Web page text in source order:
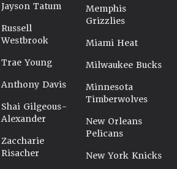
Jayson Tatum
Russell
Westbrook
Trae Young
Anthony Davis
Shai Gilgeous-
Alexander
Zaccharie
Risacher
Memphis
Grizzlies
Miami Heat
Milwaukee Bucks
Minnesota
Timberwolves
New Orleans
Pelicans
New York Knicks